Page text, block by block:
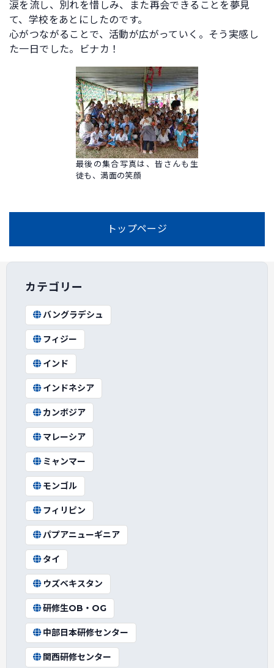
涙を流し、別れを惜しみ、また再会できることを夢見
て、学校をあとにしたのです。
心がつながることで、活動が広がっていく。そう実感し
た一日でした。ビナカ！
最後の集合写真は、皆さんも生
徒も、満面の笑顔
トップページ
カテゴリー
バングラデシュ
フィジー
インド
インドネシア
カンボジア
マレーシア
ミャンマー
モンゴル
フィリピン
パプアニューギニア
タイ
ウズベキスタン
研修生OB・OG
中部日本研修センター
関西研修センター